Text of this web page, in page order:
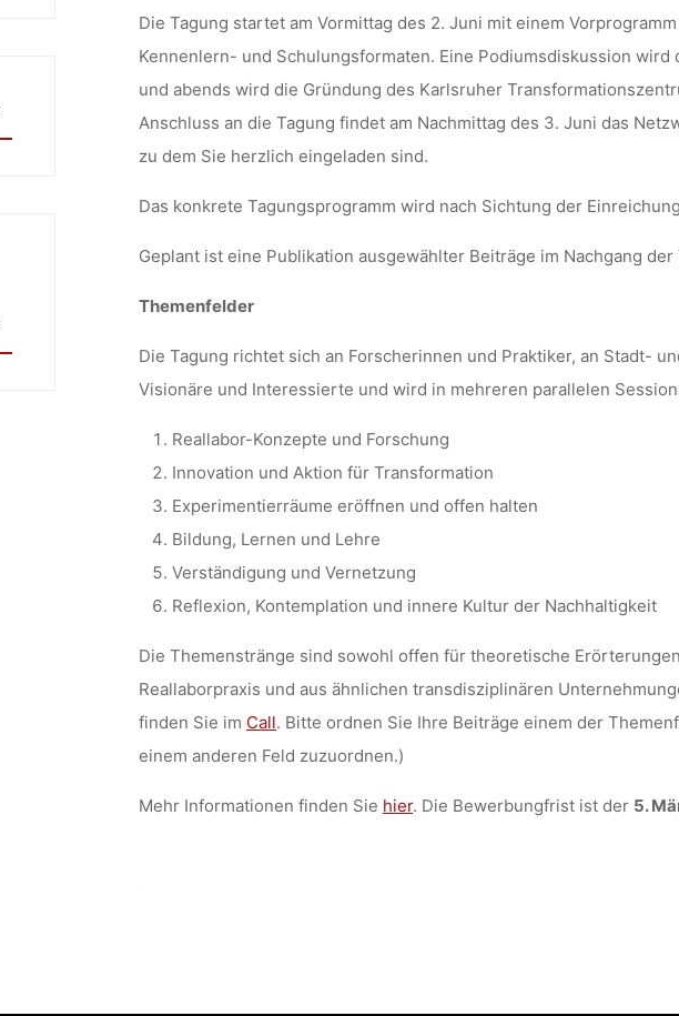
Die Tagung startet am Vormittag des 2. Juni mit einem
Kennenlern- und Schulungsformaten. Eine Podiumsdiskussion
und abends wird die Gründung des Karlsruher
Anschluss an die Tagung findet am Nachmittag des 3. Juni das
zu dem Sie herzlich eingeladen sind.
Das konkrete Tagungsprogramm wird nach Sichtung der
Geplant ist eine Publikation ausgewählter Beiträge im Nachgang der
Themenfelder
Die Tagung richtet sich an Forscherinnen und Praktiker, an Stadt-
Visionäre und Interessierte und wird in mehreren parallelen
Reallabor-Konzepte und Forschung
Innovation und Aktion für Transformation
Experimentierräume eröffnen und offen halten
Bildung, Lernen und Lehre
Verständigung und Vernetzung
Reflexion, Kontemplation und innere Kultur der Nachhaltigkeit
Die Themenstränge sind sowohl offen für theoretische
Reallaborpraxis und aus ähnlichen transdisziplinären
finden Sie im Call. Bitte ordnen Sie Ihre Beiträge einem der
einem anderen Feld zuzuordnen.)
Mehr Informationen finden Sie hier. Die Bewerbungfrist ist der 5.